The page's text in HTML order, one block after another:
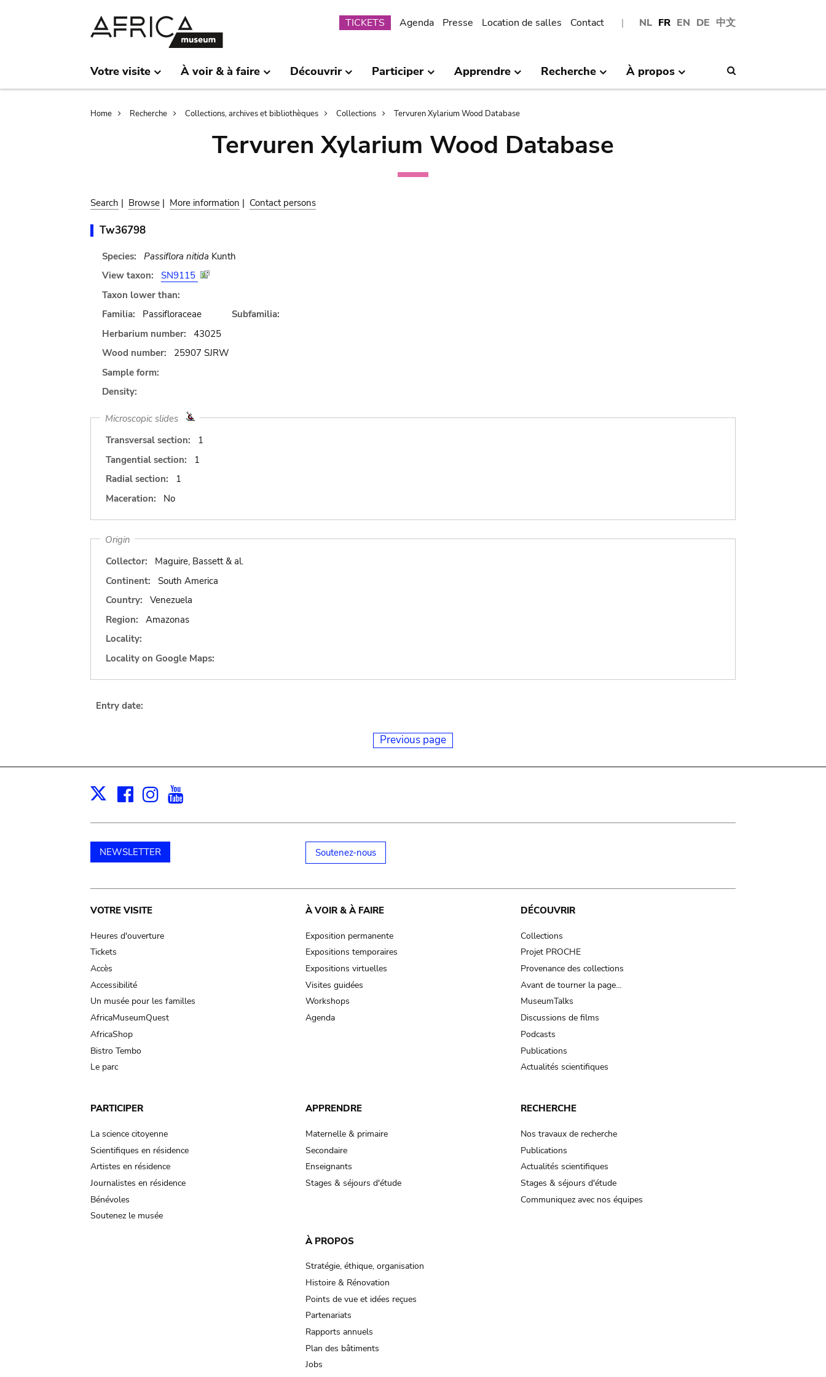
NL FR EN DE 中文
Submenu
TICKETS Agenda Presse Location de salles Contact
Votre visite À voir & à faire Découvrir Participer Apprendre Recherche À propos
Breadcrumb
Home Recherche Collections, archives et bibliothèques Collections Tervuren Xylarium Wood Database
Tervuren Xylarium Wood Database
Search | Browse | More information | Contact persons
Tw36798
Species: Passiflora nitida Kunth
View taxon:
SN9115
Taxon lower than:
Familia:
Passifloraceae
Subfamilia:
Herbarium number:
43025
Wood number:
25907 SJRW
Sample form:
Density:
Microscopic slides
Transversal section:
1
Tangential section:
1
Radial section:
1
Maceration:
No
Origin
Collector:
Maguire, Bassett & al.
Continent:
South America
Country:
Venezuela
Region:
Amazonas
Locality:
Locality on Google Maps:
Entry date:
Previous page
X Facebook
Instagram
NEWSLETTER Soutenez-nous
Main
navigation
VOTRE VISITE
Heures d'ouverture
Tickets
Accès
Accessibilité
Un musée pour les familles
AfricaMuseumQuest
AfricaShop
Bistro Tembo
Le parc
À VOIR & À FAIRE
Exposition permanente
Expositions temporaires
Expositions virtuelles
Visites guidées
Workshops
Agenda
DÉCOUVRIR
Collections
Projet PROCHE
Provenance des collections
Avant de tourner la page…
MuseumTalks
Discussions de films
Podcasts
Publications
Actualités scientifiques
PARTICIPER
La science citoyenne
Scientifiques en résidence
Artistes en résidence
Journalistes en résidence
Bénévoles
Soutenez le musée
APPRENDRE
Maternelle & primaire
Secondaire
Enseignants
Stages & séjours d'étude
RECHERCHE
Nos travaux de recherche
Publications
Actualités scientifiques
Stages & séjours d'étude
Communiquez avec nos équipes
À PROPOS
Stratégie, éthique, organisation
Histoire & Rénovation
Points de vue et idées reçues
Partenariats
Rapports annuels
Plan des bâtiments
Jobs